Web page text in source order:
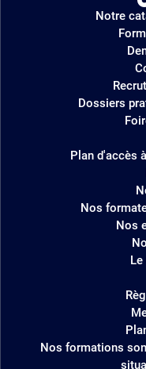
Notre
Dossiers
Plan d'accès
Nos
Nos
Le
Nos formations